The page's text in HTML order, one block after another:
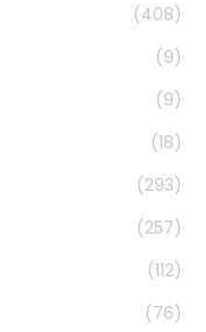
(408)
(9)
(9)
(18)
(293)
(257)
(112)
(76)